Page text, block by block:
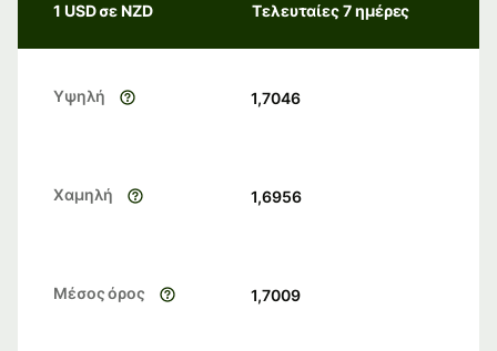
1 USD σε NZD Τελευταίες 7 ημέρες
Υψηλή 1,7046
Χαμηλή 1,6956
Μέσος όρος 1,7009